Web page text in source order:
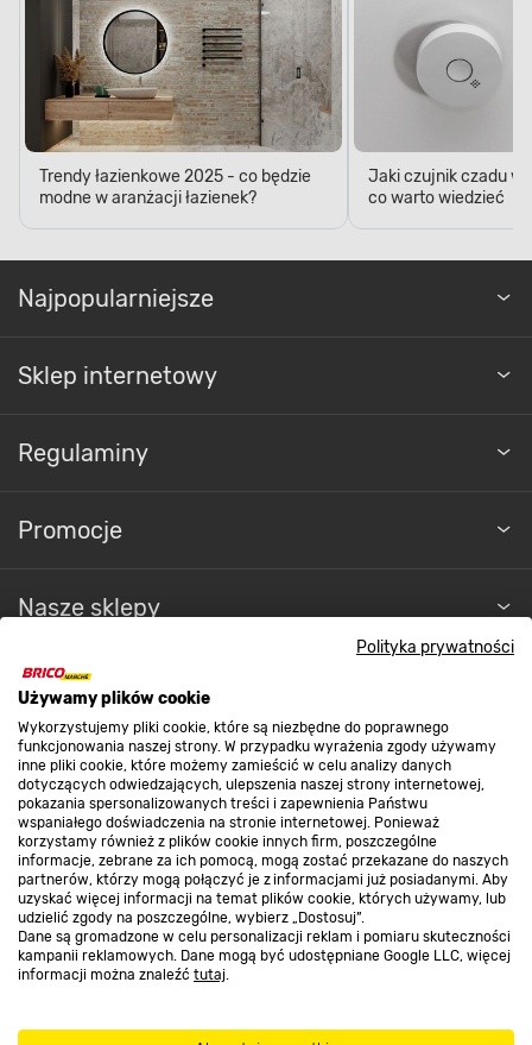
Polityka prywatności
Używamy plików cookie
Wykorzystujemy pliki cookie, które są niezbędne do poprawnego
funkcjonowania naszej strony. W przypadku wyrażenia zgody używamy
inne pliki cookie, które możemy zamieścić w celu analizy danych
dotyczących odwiedzających, ulepszenia naszej strony internetowej,
pokazania spersonalizowanych treści i zapewnienia Państwu
wspaniałego doświadczenia na stronie internetowej. Ponieważ
korzystamy również z plików cookie innych firm, poszczególne
informacje, zebrane za ich pomocą, mogą zostać przekazane do naszych
partnerów, którzy mogą połączyć je z informacjami już posiadanymi. Aby
uzyskać więcej informacji na temat plików cookie, których używamy, lub
udzielić zgody na poszczególne, wybierz „Dostosuj”.
Dane są gromadzone w celu personalizacji reklam i pomiaru skuteczności
kampanii reklamowych. Dane mogą być udostępniane Google LLC, więcej
informacji można znaleźć tutaj.
Trendy łazienkowe 2025 - co będzie
modne w aranżacji łazienek?
Jaki czujnik czadu
co warto wiedzieć
Najpopularniejsze
Sklep internetowy
Regulaminy
Promocje
Nasze sklepy
O nas
Kontakt do sklepu
Strefa biznesu
Dołącz do nas